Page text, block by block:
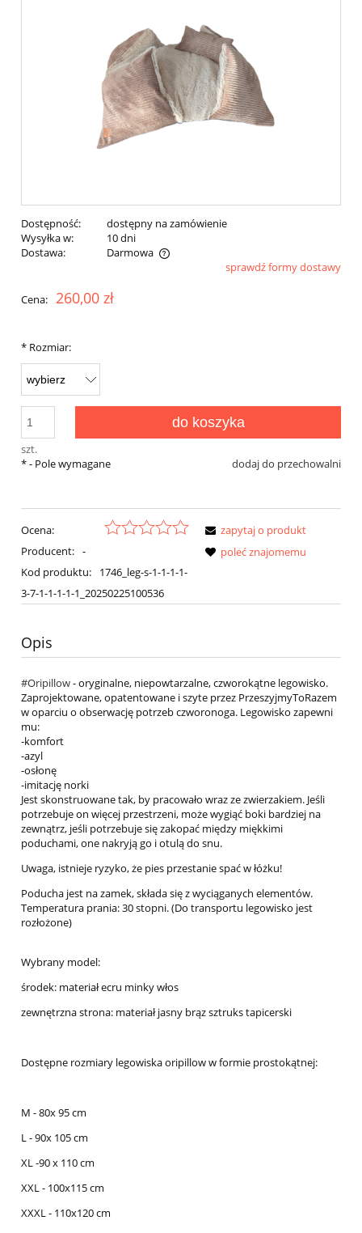
Dostępność:
dostępny na zamówienie
Wysyłka w:
10 dni
Dostawa:
Darmowa
Cena nie zawiera ewentualnych kosztów płatnościsprawdź formy dostawy
Cena: 260,00 zł
* Rozmiar:
szt.
do koszyka
dodaj do przechowalni
*- Pole wymagane
Ocena:
Producent: -
Kod produktu:
1746_leg-s-1-1-1-1-
3-7-1-1-1-1-1_20250225100536
zapytaj o produkt
poleć znajomemu
Opis
#Oripillow- oryginalne, niepowtarzalne, czworokątne legowisko.
Zaprojektowane, opatentowane i szyte przez PrzeszyjmyToRazem
w oparciu o obserwację potrzeb czworonoga. Legowisko zapewni
mu:
-komfort
-azyl
-osłonę
-imitację norki
Jest skonstruowane tak, by pracowało wraz ze zwierzakiem. Jeśli
potrzebuje on więcej przestrzeni, może wygiąć boki bardziej na
zewnątrz, jeśli potrzebuje się zakopać między miękkimi
poduchami, one nakryją go i otulą do snu.
Uwaga, istnieje ryzyko, że pies przestanie spać w łóżku!
Poducha jest na zamek, składa się z wyciąganych elementów.
Temperatura prania: 30 stopni. (Do transportu legowisko jest
rozłożone)
Wybrany model:
środek: materiał ecru minky włos
zewnętrzna strona: materiał jasny brąz sztruks tapicerski
Dostępne rozmiary legowiska oripillow w formie prostokątnej:
M - 80x 95 cm
L - 90x 105 cm
XL -90 x 110 cm
XXL - 100x115 cm
XXXL - 110x120 cm